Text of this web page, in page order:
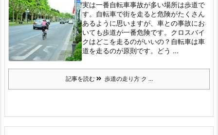
実は一番自転車事故が多い場所は歩道で
す。
自転車で街を走ると危険がたくさん
あるように思いますが、車との事故にお
いても歩道が一番危険です。 クロスバイ
クはどこを走るのがいいの？ 自転車は車
道を走るのが原則です。
どう ...
記事を読む 歩道の走り方 ク ...